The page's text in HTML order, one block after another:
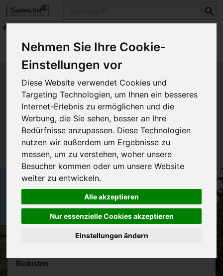
Nehmen Sie Ihre Cookie-
Einstellungen vor
Diese Website verwendet Cookies und
Targeting Technologien, um Ihnen ein besseres
Internet-Erlebnis zu ermöglichen und die
Werbung, die Sie sehen, besser an Ihre
Bedürfnisse anzupassen. Diese Technologien
nutzen wir außerdem um Ergebnisse zu
messen, um zu verstehen, woher unsere
Besucher kommen oder um unsere Website
weiter zu entwickeln.
Alle akzeptieren
Nur essenzielle Cookies akzeptieren
Einstellungen ändern
Produkte Vorratskammer
Getreide & Müsli
Müsli & Krunchy
Produkt "Amaranth-Honig-
Poppies" nicht verfügbar.
Das von Ihnen gesuchte Produkt ist leider zur Zeit
nicht verfügbar.
Biokisten